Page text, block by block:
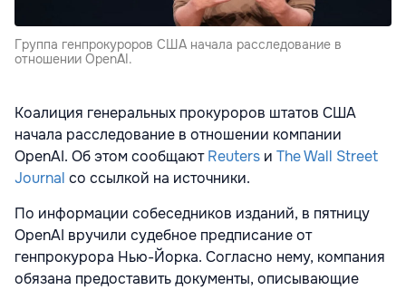
Группа генпрокуроров США начала расследование в
отношении OpenAI.
Коалиция генеральных прокуроров штатов США
начала расследование в отношении компании
OpenAI. Об этом сообщаютReuters и The Wall Street
Journal со ссылкой на источники.
По информации собеседников изданий, в пятницу
OpenAI вручили судебное предписание от
генпрокурора Нью-Йорка. Согласно нему, компания
обязана предоставить документы, описывающие